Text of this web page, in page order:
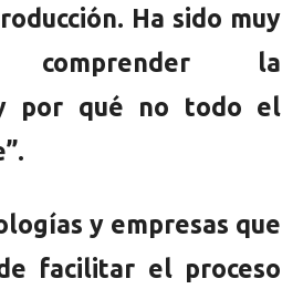
Ha sido muy
comprender la
por qué no todo el
y empresas que
facilitar el proceso